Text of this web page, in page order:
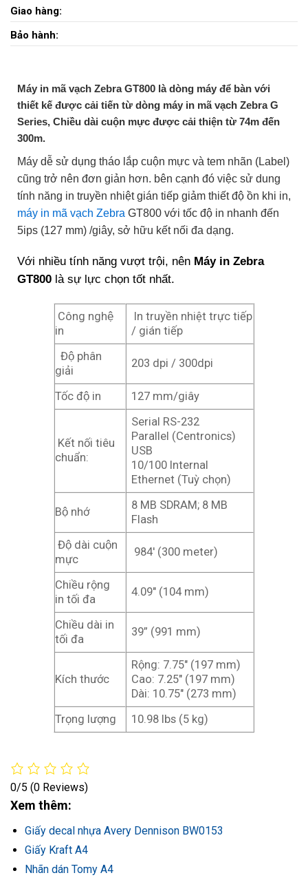
Giao hàng:
Bảo hành:
Máy in mã vạch Zebra GT800 là dòng máy để bàn với
thiết kế được cải tiến từ dòng máy in mã vạch Zebra G
Series, Chiều dài cuộn mực được cải thiện từ 74m đến
300m.
Máy dễ sử dụng tháo lắp cuộn mực và tem nhãn (Label)
cũng trở nên đơn giản hơn. bên cạnh đó việc sử dung
tính năng in truyền nhiệt gián tiếp giảm thiết độ ồn khi in,
máy in mã vạch Zebra GT800 với tốc độ in nhanh đến
5ips (127 mm) /giây, sở hữu kết nối đa dạng.
Với nhiều tính năng vượt trội, nên Máy in Zebra
GT800 là sự lực chọn tốt nhất.
Công nghệ
in
In truyền nhiệt trực tiếp
/ gián tiếp
Độ phân
giải
203 dpi / 300dpi
Tốc độ in 127 mm/giây
Kết nối tiêu
chuẩn:
Serial RS-232
Parallel (Centronics)
USB
10/100 Internal
Ethernet (Tuỳ chọn)
Bộ nhớ
8 MB SDRAM; 8 MB
Flash
Độ dài cuộn
mực
984′ (300 meter)
Chiều rộng
in tối đa
4.09″ (104 mm)
Chiều dài in
tối đa
39” (991 mm)
Kích thước
Rộng: 7.75″ (197 mm)
Cao: 7.25″ (197 mm)
Dài: 10.75″ (273 mm)
Trọng lượng
10.98 lbs (5 kg)
0/5 (0 Reviews)
Xem thêm:
Giấy decal nhựa Avery Dennison BW0153
Giấy Kraft A4
Nhãn dán Tomy A4